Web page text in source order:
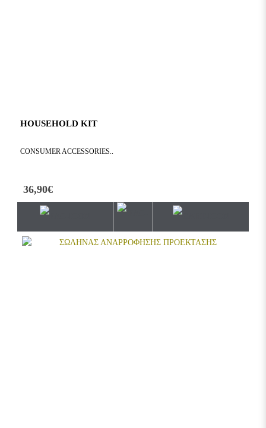
HOUSEHOLD KIT
CONSUMER ACCESSORIES..
36,90€